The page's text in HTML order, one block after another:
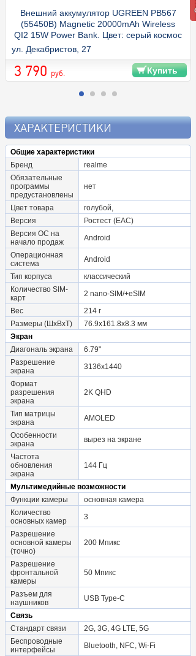
Внешний аккумулятор UGREEN PB567
(55450B) Magnetic 20000mAh Wireless
QI2 15W Power Bank. Цвет: серый космос
ул. Декабристов, 27
3 790 руб. Купить
ХАРАКТЕРИСТИКИ
Общие характеристики
Бренд
realme
Обязательные
программы
предустановлены
нет
Цвет товара
голубой,
Версия
Ростест (EAC)
Версия ОС на
начало продаж
Android
Операционная
система
Android
Тип корпуса
классический
Количество SIM-
карт
2 nano-SIM/+eSIM
Вес
214 г
Размеры (ШxВxТ)
76.9x161.8x8.3 мм
Экран
Диагональ экрана
6.79"
Разрешение
экрана
3136x1440
Формат
разрешения
экрана
2K QHD
Тип матрицы
экрана
AMOLED
Особенности
экрана
вырез на экране
Частота
обновления
экрана
144 Гц
Мультимедийные возможности
Функции камеры
основная камера
Количество
основных камер
3
Разрешение
основной камеры
(точно)
200 Мпикс
Разрешение
фронтальной
камеры
50 Мпикс
Разъем для
наушников
USB Type-C
Связь
Стандарт связи
2G, 3G, 4G LTE, 5G
Беспроводные
интерфейсы
Bluetooth, NFC, Wi-Fi